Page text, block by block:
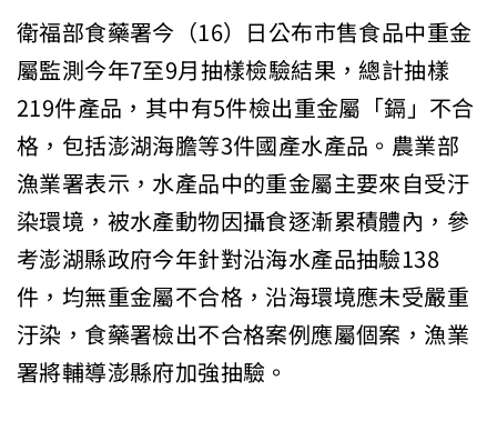
衛福部食藥署今（16）日公布市售食品中重金
屬監測今年7至9月抽樣檢驗結果，總計抽樣
219件產品，其中有5件檢出重金屬「鎘」不合
格，包括澎湖海膽等3件國產水產品。農業部
漁業署表示，水產品中的重金屬主要來自受汙
染環境，被水產動物因攝食逐漸累積體內，參
考澎湖縣政府今年針對沿海水產品抽驗138
件，均無重金屬不合格，沿海環境應未受嚴重
汙染，食藥署檢出不合格案例應屬個案，漁業
署將輔導澎縣府加強抽驗。